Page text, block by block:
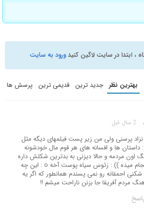
، ابتدا در سایت لاگین کنیدورود به سایت
بهترین نظر جدید ترین قدیمی ترین پرسش ها
2 سال قبل
پرسنی ولی من زیر پست فیلمهای دیگه مثل
ها و افسانه های هر قوم مال خودشونه
اون مردمه و حالا دیزنی به بدترین شکلش داره
این غلط فرهنگی رو انجام میده )) : زئوس سیاه پوست آخه o : این چه
احمقانه رو نمی پسندم همانطور که اگر یه
مردم آفریقا جا بزنن ناراحت میشم !!